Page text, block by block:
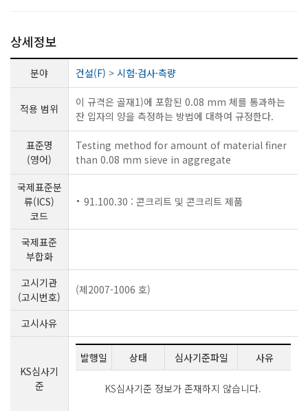
상세정보
분야 건설(F) > 시험·검사·측량
적용 범위
이 규격은 골재1)에 포함된 0.08 mm 체를 통과하는
잔 입자의 양을 측정하는 방법에 대하여 규정한다.
표준명
(영어)
Testing method for amount of material finer
than 0.08 mm sieve in aggregate
국제표준분
류(ICS)
코드
91.100.30 : 콘크리트 및 콘크리트 제품
국제표준
부합화
고시기관
(고시번호)
(제2007-1006 호)
고시사유
KS심사기
준
발행일 상태 심사기준파일 사유
KS심사기준 정보가 존재하지 않습니다.